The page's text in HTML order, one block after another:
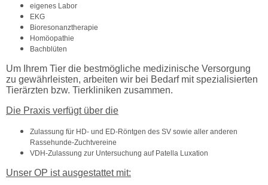
eigenes Labor
EKG
Bioresonanztherapie
Homöopathie
Bachblüten
Um Ihrem Tier die bestmögliche medizinische Versorgung
zu gewährleisten, arbeiten wir bei Bedarf mit spezialisierten
Tierärzten bzw. Tierkliniken zusammen.
Die Praxis verfügt über die
Zulassung für HD- und ED-Röntgen des SV sowie aller anderen
Rassehunde-Zuchtvereine
VDH-Zulassung zur Untersuchung auf Patella Luxation
Unser OP ist ausgestattet mit: